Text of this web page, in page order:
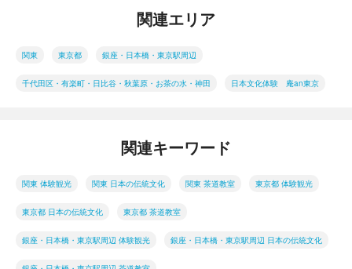
関連エリア
関東 東京都 銀座・日本橋・東京駅周辺
千代田区・有楽町・日比谷・秋葉原・お茶の水・神田 日本文化体験 庵an東京
関連キーワード
関東 体験観光 関東 日本の伝統文化 関東 茶道教室 東京都 体験観光
東京都 日本の伝統文化 東京都 茶道教室
銀座・日本橋・東京駅周辺 体験観光 銀座・日本橋・東京駅周辺 日本の伝統文化